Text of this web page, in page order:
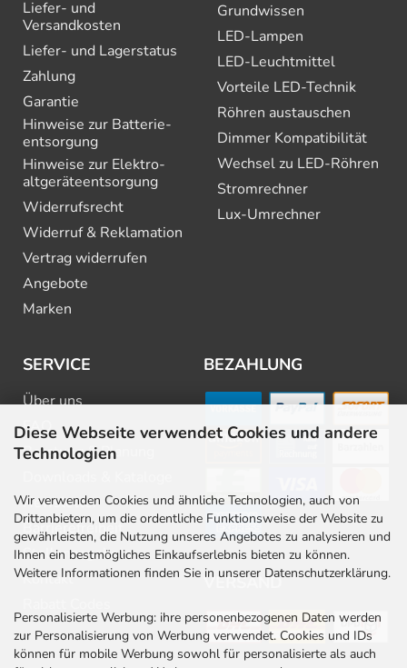
Diese Webseite verwendet Cookies und andere
Technologien
Wir verwenden Cookies und ähnliche Technologien, auch von
Drittanbietern, um die ordentliche Funktionsweise der Website zu
gewährleisten, die Nutzung unseres Angebotes zu analysieren und
Ihnen ein bestmögliches Einkaufserlebnis bieten zu können.
Weitere Informationen finden Sie in unserer Datenschutzerklärung.
Personalisierte Werbung: ihre personenbezogenen Daten werden
zur Personalisierung von Werbung verwendet. Cookies und IDs
können für mobile Werbung sowohl für personalisierte als auch
Liefer- und
Versandkosten
Liefer- und Lagerstatus
Zahlung
Garantie
Hinweise zur Batterie­
entsorgung
Hinweise zur Elektro­
altgeräte­entsorgung
Widerrufsrecht
Widerruf & Reklamation
Vertrag widerrufen
Angebote
Marken
Grundwissen
LED-Lampen
LED-Leuchtmittel
Vorteile LED-Technik
Röhren austauschen
Dimmer Kompatibilität
Wechsel zu LED-Röhren
Stromrechner
Lux-Umrechner
SERVICE
Über uns
FAQ
Beratung & Planung
Newsletter
Barrierefreiheit
Stellenangebote
Kontakt
BEZAHLUNG
VERSAND